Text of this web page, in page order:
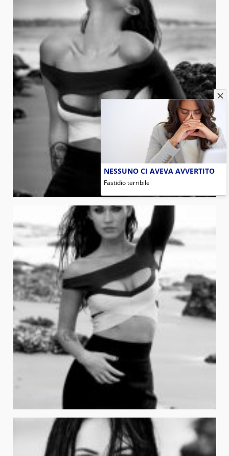
NESSUNO CI AVEVA AVVERTITO
Fastidio terribile